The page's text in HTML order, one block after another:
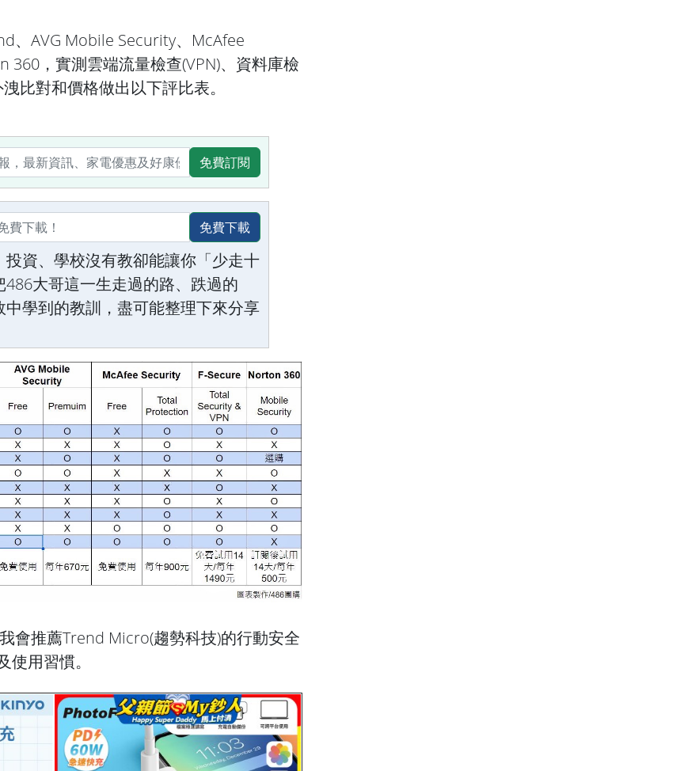
、AVG Mobile Security、McAfee
360，實測雲端流量檢查(VPN)、資料庫檢
比對和價格做出以下評比表。
免費訂閱
免費下載
資、學校沒有教卻能讓你「少走十
大哥這一生走過的路、跌過的
學到的教訓，盡可能整理下來分享
會推薦Trend Micro(趨勢科技)的行動安全
用習慣。